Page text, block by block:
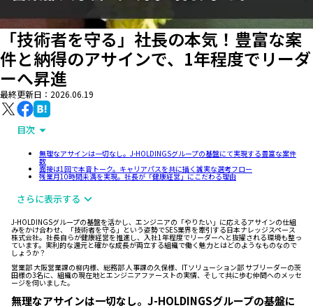
「技術者を守る」社長の本気！豊富な案
件と納得のアサインで、1年程度でリーダ
ーへ昇進
最終更新日： 2026.06.19
目次
無理なアサインは一切なし。J-HOLDINGSグループの基盤にて実現する豊富な案件
数
面接は1回で本音トーク。キャリアパスを共に描く誠実な選考フロー
残業月10時間未満を実現。社長が「健康経営」にこだわる理由
さらに表示する
J-HOLDINGSグループの基盤を活かし、エンジニアの「やりたい」に応えるアサインの仕組
みをかけ合わせ、「技術者を守る」という姿勢でSES業界を牽引する日本ナレッジスペース
株式会社。社長自らが健康経営を推進し、入社1年程度でリーダーへと抜擢される環境も整っ
ています。実利的な還元と確かな成長が両立する組織で働く魅力とはどのようなものなので
しょうか？
営業部 大阪営業課の柳内様、総務部 人事課の久保様、ITソリューション部 サブリーダーの茨
田様の3名に、組織の現在地とエンジニアファーストの実情、そして共に歩む仲間へのメッセ
ージを伺いました。
無理なアサインは一切なし。J-HOLDINGSグループの基盤に